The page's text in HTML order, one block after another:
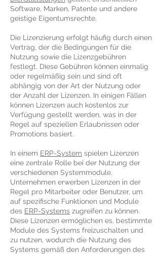
Software, Marken, Patente und andere
geistige Eigentumsrechte.
Die Lizenzierung erfolgt häufig durch einen
Vertrag, der die Bedingungen für die
Nutzung sowie die Lizenzgebühren
festlegt. Diese Gebühren können einmalig
oder regelmäßig sein und sind oft
abhängig von der Art der Nutzung oder
der Anzahl der Lizenzen. In einigen Fällen
können Lizenzen auch kostenlos zur
Verfügung gestellt werden, was in der
Regel auf speziellen Erlaubnissen oder
Promotions basiert.
In einem ERP-System spielen Lizenzen
eine zentrale Rolle bei der Nutzung der
verschiedenen Systemmodule.
Unternehmen erwerben Lizenzen in der
Regel pro Mitarbeiter oder Benutzer, um
auf spezifische Funktionen und Module
des ERP-Systems zugreifen zu können.
Diese Lizenzen ermöglichen es, bestimmte
Module des Systems freizuschalten und
zu nutzen, wodurch die Nutzung des
Systems gemäß den Anforderungen des